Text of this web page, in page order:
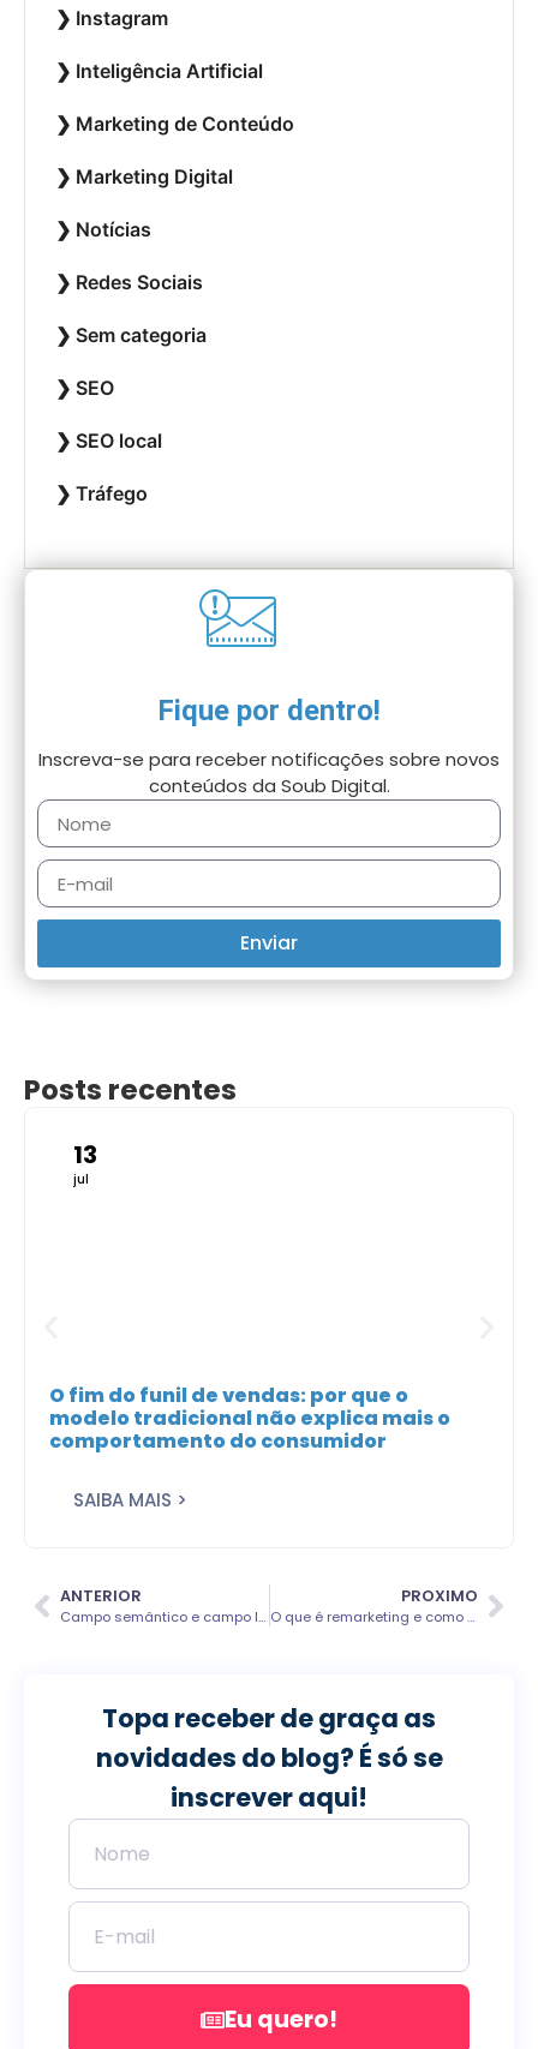
Instagram
Inteligência Artificial
Marketing de Conteúdo
Marketing Digital
Notícias
Redes Sociais
Sem categoria
SEO
SEO local
Tráfego
Fique por dentro!
Inscreva-se para receber notificações sobre novos
conteúdos da Soub Digital.
Enviar
Posts recentes
13
jul
O fim do funil de vendas: por que o
modelo tradicional não explica mais o
comportamento do consumidor
SAIBA MAIS >
ANTERIOR
Campo semântico e campo lexical: como eles afetam o SEO?
PROXIMO
O que é remarketing e como usá-lo para aumentar conversões
Topa receber de graça as
novidades do blog? É só se
inscrever aqui!
Eu quero!